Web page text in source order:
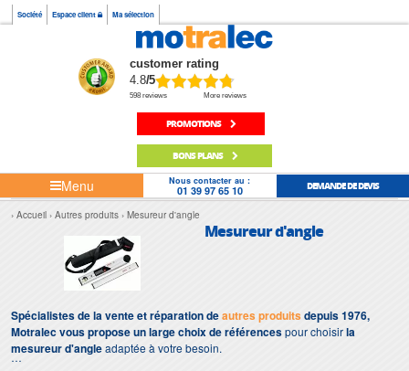
Société Espace client Ma sélection
customer rating
4.8/5
598 reviews More reviews
PROMOTIONS
BONS PLANS
Menu Nous contacter au :
01 39 97 65 10 DEMANDE DE DEVIS
Accueil Autres produits Mesureur d'angle
Mesureur d'angle
Spécialistes de la vente et réparation deautres produits depuis 1976,
Motralec vous propose un large choix de référencespour choisirla
mesureur d'angleadaptée à votre besoin.